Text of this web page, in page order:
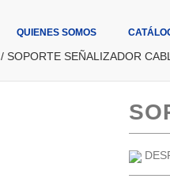
QUIENES SOMOS
/ SOPORTE SEÑALIZADOR